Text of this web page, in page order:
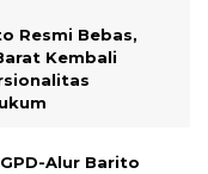
Resmi Bebas,
Kembali
Alur Barito